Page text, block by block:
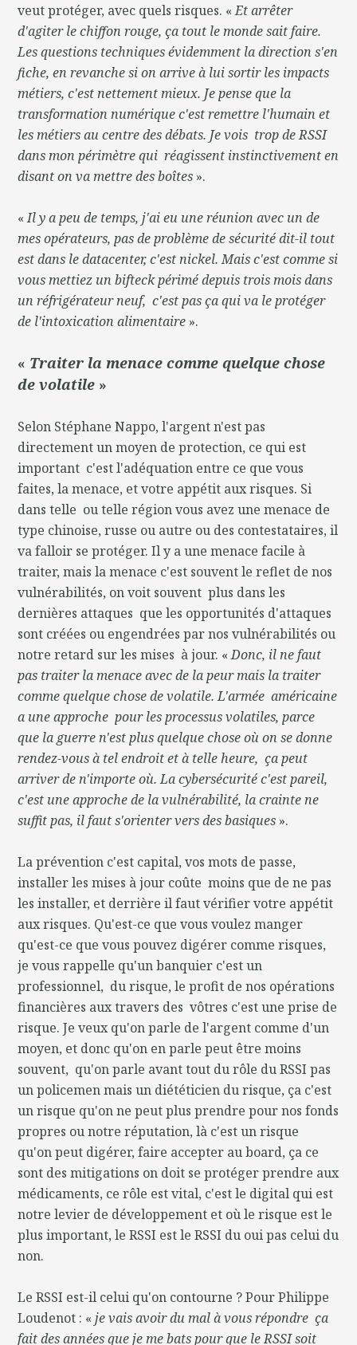
veut protéger, avec quels risques. «Et arrêter
d'agiter le chiffon rouge, ça tout le monde sait faire.
Les questions techniques évidemment la direction s'en
fiche, en revanche si on arrive à lui sortir les impacts
métiers, c'est nettement mieux. Je pense que la
transformation numérique c'est remettre l'humain et
les métiers au centre des débats. Je vois trop de RSSI
dans mon périmètre qui réagissent instinctivement en
disant on va mettre des boîtes ».
«Il y a peu de temps, j'ai eu une réunion avec un de
mes opérateurs, pas de problème de sécurité dit-il tout
est dans le datacenter, c'est nickel. Mais c'est comme si
vous mettiez un bifteck périmé depuis trois mois dans
un réfrigérateur neuf, c'est pas ça qui va le protéger
de l'intoxication alimentaire ».
« Traiter la menace comme quelque chose
de volatile »
Selon Stéphane Nappo, l'argent n'est pas
directement un moyen de protection, ce qui est
important c'est l'adéquation entre ce que vous
faites, la menace, et votre appétit aux risques. Si
dans telle ou telle région vous avez une menace de
type chinoise, russe ou autre ou des contestataires, il
va falloir se protéger. Il y a une menace facile à
traiter, mais la menace c'est souvent le reflet de nos
vulnérabilités, on voit souvent plus dans les
dernières attaques que les opportunités d'attaques
sont créées ou engendrées par nos vulnérabilités ou
notre retard sur les mises à jour. «Donc, il ne faut
pas traiter la menace avec de la peur mais la traiter
comme quelque chose de volatile. L'armée américaine
a une approche pour les processus volatiles, parce
que la guerre n'est plus quelque chose où on se donne
rendez-vous à tel endroit et à telle heure, ça peut
arriver de n'importe où. La cybersécurité c'est pareil,
c'est une approche de la vulnérabilité, la crainte ne
suffit pas, il faut s'orienter vers des basiques ».
La prévention c'est capital, vos mots de passe,
installer les mises à jour coûte moins que de ne pas
les installer, et derrière il faut vérifier votre appétit
aux risques. Qu'est-ce que vous voulez manger
qu'est-ce que vous pouvez digérer comme risques,
je vous rappelle qu'un banquier c'est un
professionnel, du risque, le profit de nos opérations
financières aux travers des vôtres c'est une prise de
risque. Je veux qu'on parle de l'argent comme d'un
moyen, et donc qu'on en parle peut être moins
souvent, qu'on parle avant tout du rôle du RSSI pas
un policemen mais un diététicien du risque, ça c'est
un risque qu'on ne peut plus prendre pour nos fonds
propres ou notre réputation, là c'est un risque
qu'on peut digérer, faire accepter au board, ça ce
sont des mitigations on doit se protéger prendre aux
médicaments, ce rôle est vital, c'est le digital qui est
notre levier de développement et où le risque est le
plus important, le RSSI est le RSSI du oui pas celui du
non.
Le RSSI est-il celui qu'on contourne ? Pour Philippe
Loudenot : «je vais avoir du mal à vous répondre ça
fait des années que je me bats pour que le RSSI soit